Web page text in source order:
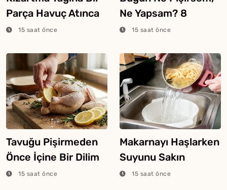
Parça Havuç Atınca
Ne Olur?
15 saat önce
Ne Yapsam? 8
Ağustos 2026
15 saat önce
Tavuğu Pişirmeden
Önce İçine Bir Dilim
Limon Atarsanız Ne
15 saat önce
Makarnayı Haşlarken
Suyunu Sakın
Dökmeyin
15 saat önce